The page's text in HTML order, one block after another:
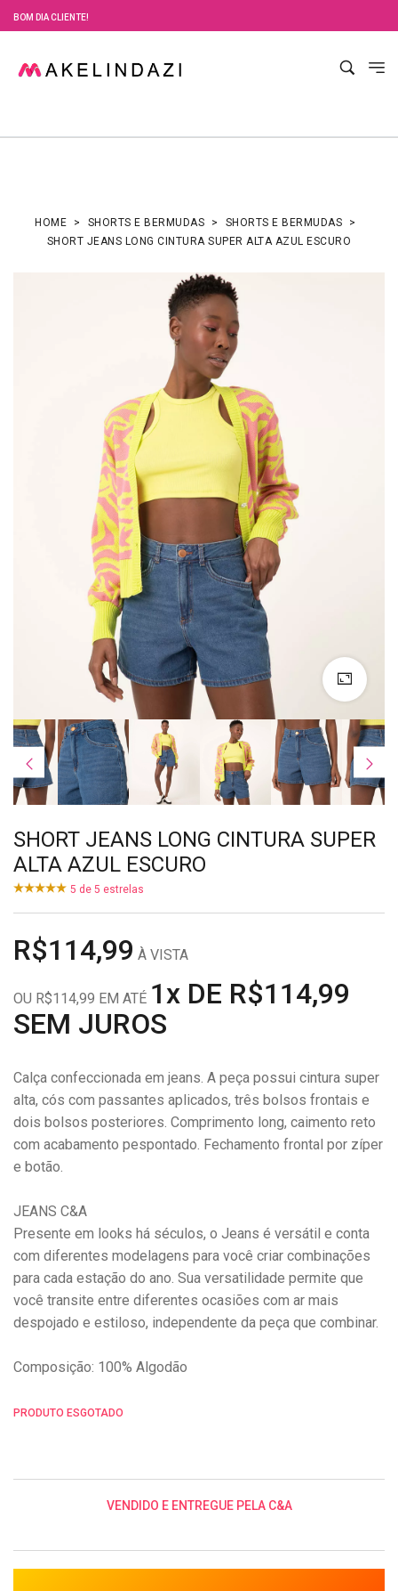
BOM DIA CLIENTE!
HOME SHORTS E BERMUDAS
SHORTS E BERMUDAS
SHORT JEANS LONG CINTURA SUPER ALTA AZUL ESCURO
SHORT JEANS LONG CINTURA SUPER
ALTA AZUL ESCURO
5 de 5 estrelas
R$114,99 À VISTA
OU R$114,99 EM ATÉ 1x DE R$114,99
SEM JUROS
Calça confeccionada em jeans. A peça possui cintura super
alta, cós com passantes aplicados, três bolsos frontais e
dois bolsos posteriores. Comprimento long, caimento reto
com acabamento pespontado. Fechamento frontal por zíper
e botão.
JEANS C&A
Presente em looks há séculos, o Jeans é versátil e conta
com diferentes modelagens para você criar combinações
para cada estação do ano. Sua versatilidade permite que
você transite entre diferentes ocasiões com ar mais
despojado e estiloso, independente da peça que combinar.
Composição: 100% Algodão
PRODUTO ESGOTADO
VENDIDO E ENTREGUE PELA C&A